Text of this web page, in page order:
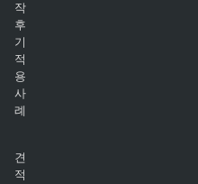
작
후
기
적
용
사
례
견
적